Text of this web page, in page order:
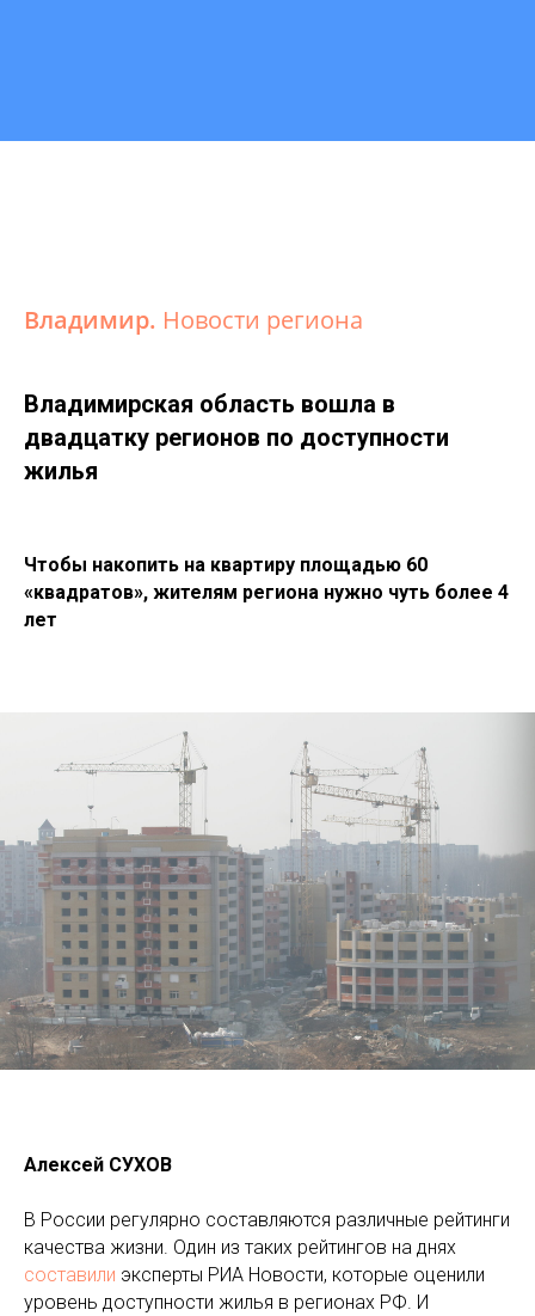
Владимир. Новости региона
Владимирская область вошла в
двадцатку регионов по доступности
жилья
Чтобы накопить на квартиру площадью 60
«квадратов», жителям региона нужно чуть более 4
лет
Алексей СУХОВ
В России регулярно составляются различные рейтинги
качества жизни. Один из таких рейтингов на днях
составили эксперты РИА Новости, которые оценили
уровень доступности жилья в регионах РФ. И